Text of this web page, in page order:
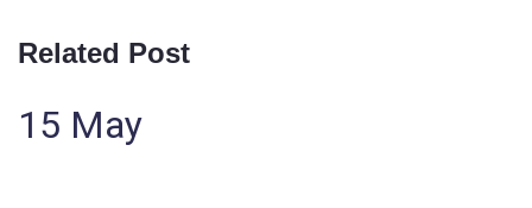
Related Post
15 May